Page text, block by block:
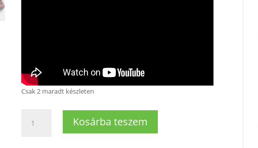
Csak 2 maradt készleten
tisztító
Kosárba teszem